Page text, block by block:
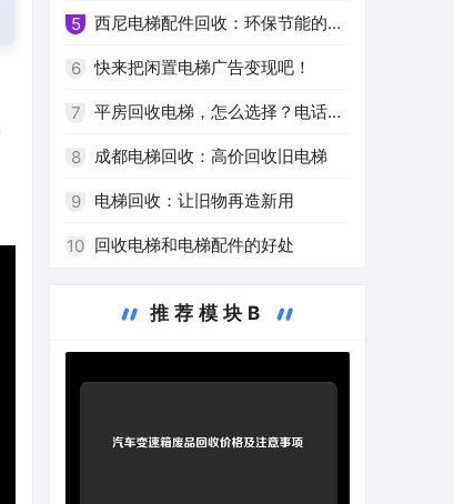
务公司到环保处理
5 西尼电梯配件回收：环保节能的新
选择
6 快来把闲置电梯广告变现吧！
7 平房回收电梯，怎么选择？电话免
费咨询！
8 成都电梯回收：高价回收旧电梯
9 电梯回收：让旧物再造新用
10 回收电梯和电梯配件的好处
推荐模块B